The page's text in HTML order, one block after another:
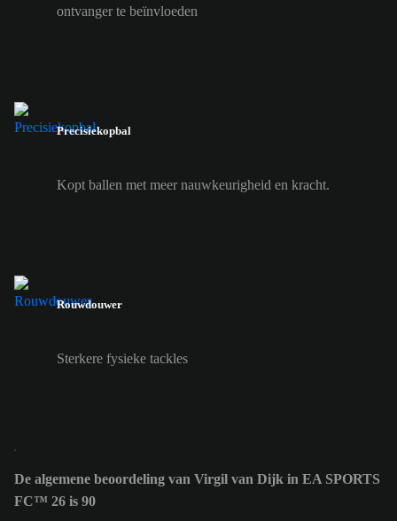
ontvanger te beïnvloeden
Precisiekopbal
Kopt ballen met meer nauwkeurigheid en kracht.
Rouwdouwer
Sterkere fysieke tackles
De algemene beoordeling van Virgil van Dijk in EA SPORTS
FC™ 26 is 90